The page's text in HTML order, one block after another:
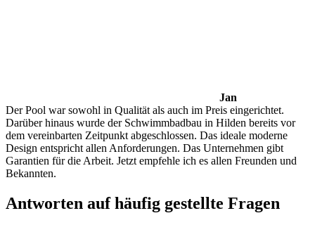
Jan
Der Pool war sowohl in Qualität als auch im Preis eingerichtet.
Darüber hinaus wurde der Schwimmbadbau in Hilden bereits vor
dem vereinbarten Zeitpunkt abgeschlossen. Das ideale moderne
Design entspricht allen Anforderungen. Das Unternehmen gibt
Garantien für die Arbeit. Jetzt empfehle ich es allen Freunden und
Bekannten.
Antworten auf häufig gestellte Fragen